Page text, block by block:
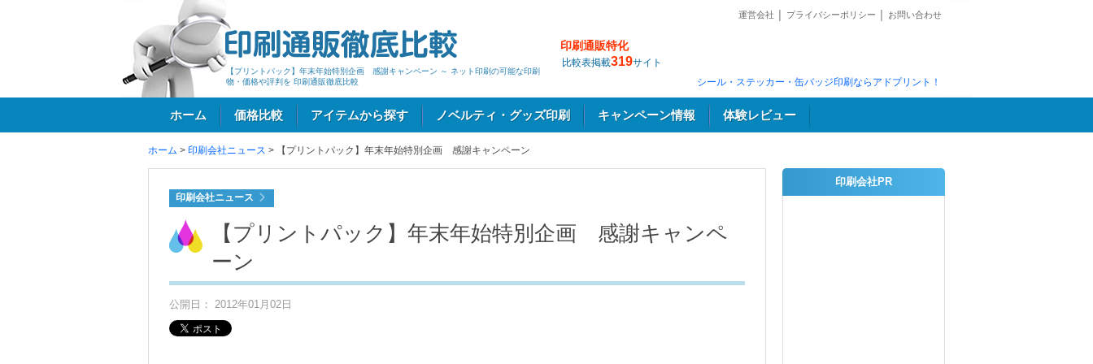
【プリントパック】年末年始特別企画 感謝キャンペーン ～ ネット印刷の可能な印刷
物・価格や評判を 印刷通販徹底比較
印刷通販特化
比較表掲載319サイト
運営会社 プライバシーポリシー お問い合わせ
シール・ステッカー・缶バッジ印刷ならアドプリント！
ホーム 価格比較 アイテムから探す ノベルティ・グッズ印刷 キャンペーン情報 体験レビュー
ホーム > 印刷会社ニュース > 【プリントパック】年末年始特別企画 感謝キャンペーン
印刷会社ニュース
【プリントパック】年末年始特別企画 感謝キャンペ
ーン
公開日： 2012年01月02日
印刷会社PR